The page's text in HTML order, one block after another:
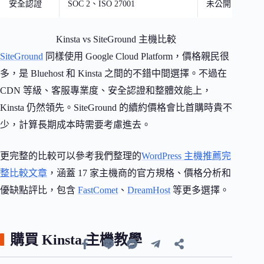
安全認證 SOC 2、ISO 27001 未公開
Kinsta vs SiteGround 主機比較
SiteGround 同樣使用 Google Cloud Platform，價格親民很
多，是 Bluehost 和 Kinsta 之間的不錯中間選擇。不過在
CDN 等級、客服專業度、安全認證和整體效能上，
Kinsta 仍然領先。SiteGround 的續約價格會比首購時貴不
少，計算長期成本時需要考慮進去。
更完整的比較可以參考我們整理的WordPress 主機推薦完
整比較文章 ，涵蓋 17 家主機商的官方規格、價格分析和
優缺點評比，包含 FastComet 、 DreamHost 等更多選擇。
購買 Kinsta 主機教學